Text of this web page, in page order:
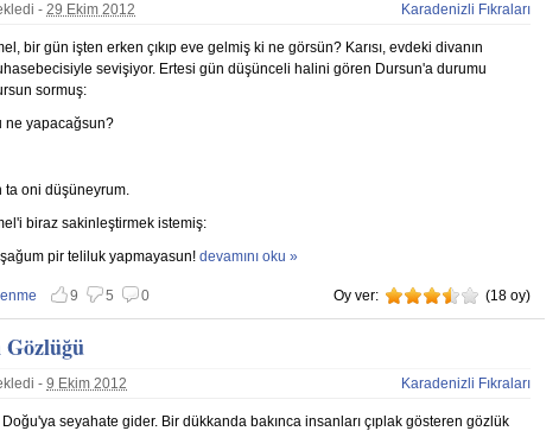
- 29 Ekim 2012 Karadenizli Fıkraları
bir gün işten erken çıkıp eve gelmiş ki ne görsün? Karısı, evdeki divanın
sevişiyor. Ertesi gün düşünceli halini gören Dursun'a durumu
sormuş:
ne yapacağsun?
ta oni düşüneyrum.
biraz sakinleştirmek istemiş:
pir teliluk yapmayasun! Divan hakkında
devamını oku »
Oy ver: 3.5
(18 oy)
vazgeç
vazgeç
9 5 0
- 9 Ekim 2012 Karadenizli Fıkraları
seyahate gider. Bir dükkanda bakınca insanları çıplak gösteren gözlük